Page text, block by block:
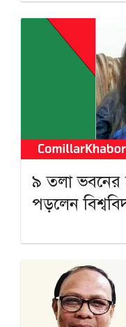
৯ তলা ভবনের
পড়লেন